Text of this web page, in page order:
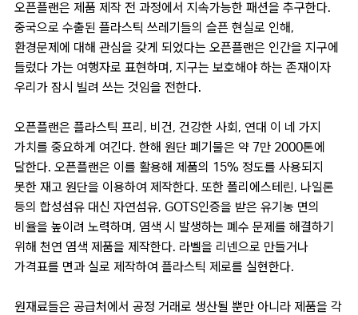
오픈플랜은 제품 제작 전 과정에서 지속가능한 패션을 추구한다.
중국으로 수출된 플라스틱 쓰레기들의 슬픈 현실로 인해,
환경문제에 대해 관심을 갖게 되었다는 오픈플랜은 인간을 지구에
들렀다 가는 여행자로 표현하며, 지구는 보호해야 하는 존재이자
우리가 잠시 빌려 쓰는 것임을 전한다.
오픈플랜은 플라스틱 프리, 비건, 건강한 사회, 연대 이 네 가지
가치를 중요하게 여긴다. 한해 원단 폐기물은 약 7만 2000톤에
달한다. 오픈플랜은 이를 활용해 제품의 15% 정도를 사용되지
못한 재고 원단을 이용하여 제작한다. 또한 폴리에스테린, 나일론
등의 합성섬유 대신 자연섬유, GOTS인증을 받은 유기농 면의
비율을 높이려 노력하며, 염색 시 발생하는 폐수 문제를 해결하기
위해 천연 염색 제품을 제작한다. 라벨을 리넨으로 만들거나
가격표를 면과 실로 제작하여 플라스틱 제로를 실현한다.
원재료들은 공급처에서 공정 거래로 생산될 뿐만 아니라 제품을 각